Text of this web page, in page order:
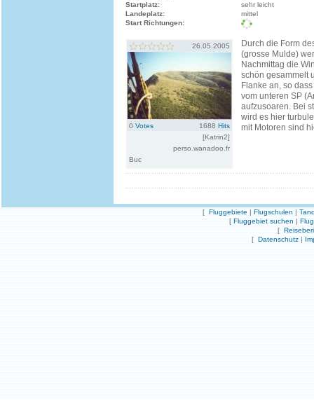
Startplatz:
sehr leicht
Landeplatz:
mittel
Start Richtungen:
26.05.2005
0 Votes 1688 Hits
[Katrin2]
perso.wanadoo.fr
Buc
Durch die Form
(grosse Mulde)
Nachmittag die
schön gesammelt
Flanke an, so
vom unteren SP
aufzusoaren. Bei
wird es hier
mit Motoren sind
[ Fluggebiete | Flugschulen |
[ Fluggebiet suchen |
[
[ Datenschutz |